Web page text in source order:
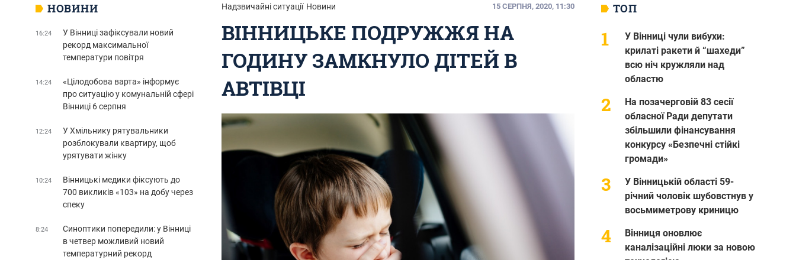
Надзвичайні ситуації Новини 15 СЕРПНЯ, 2020, 11:30
ВІННИЦЬКЕ ПОДРУЖЖЯ НА
ГОДИНУ ЗАМКНУЛО ДІТЕЙ В
АВТІВЦІ
ТОП
У Вінниці чули вибухи:
крилаті ракети й “шахеди”
всю ніч кружляли над
областю
На позачерговій 83 сесії
обласної Ради депутати
збільшили фінансування
конкурсу «Безпечні стійкі
громади»
У Вінницькій області 59-
річний чоловік шубовстнув у
восьмиметрову криницю
Вінниця оновлює
каналізаційні люки за новою
НОВИНИ
16:24
У Вінниці зафіксували новий
рекорд максимальної
температури повітря
14:24
«Цілодобова варта» інформує
про ситуацію у комунальній сфері
Вінниці 6 серпня
12:24
У Хмільнику рятувальники
розблокували квартиру, щоб
урятувати жінку
10:24
Вінницькі медики фіксують до
700 викликів «103» на добу через
спеку
8:24
Синоптики попередили: у Вінниці
в четвер можливий новий
температурний рекорд